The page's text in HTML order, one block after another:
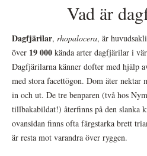
Vad är
Dagfjärilar, rhopalocera, är
över 19 000 kända arter dagfjärilar i
Dagfjärilarna känner dofter med hjälp
med stora facettögon. Dom äter nektar
in och ut. De tre benparen (två hos
tillbakabildat!) återfinns på den slanka
ovansidan finns ofta färgstarka brett
är resta mot varandra över ryggen.